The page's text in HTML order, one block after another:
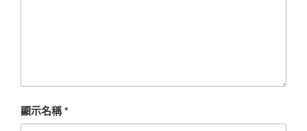
顯示名稱*